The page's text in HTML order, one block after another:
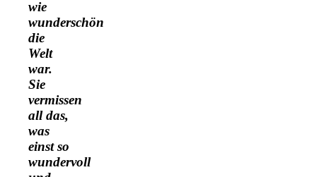
wie
wunderschön
die
Welt
war.
Sie
vermissen
all das,
was
einst so
wundervoll